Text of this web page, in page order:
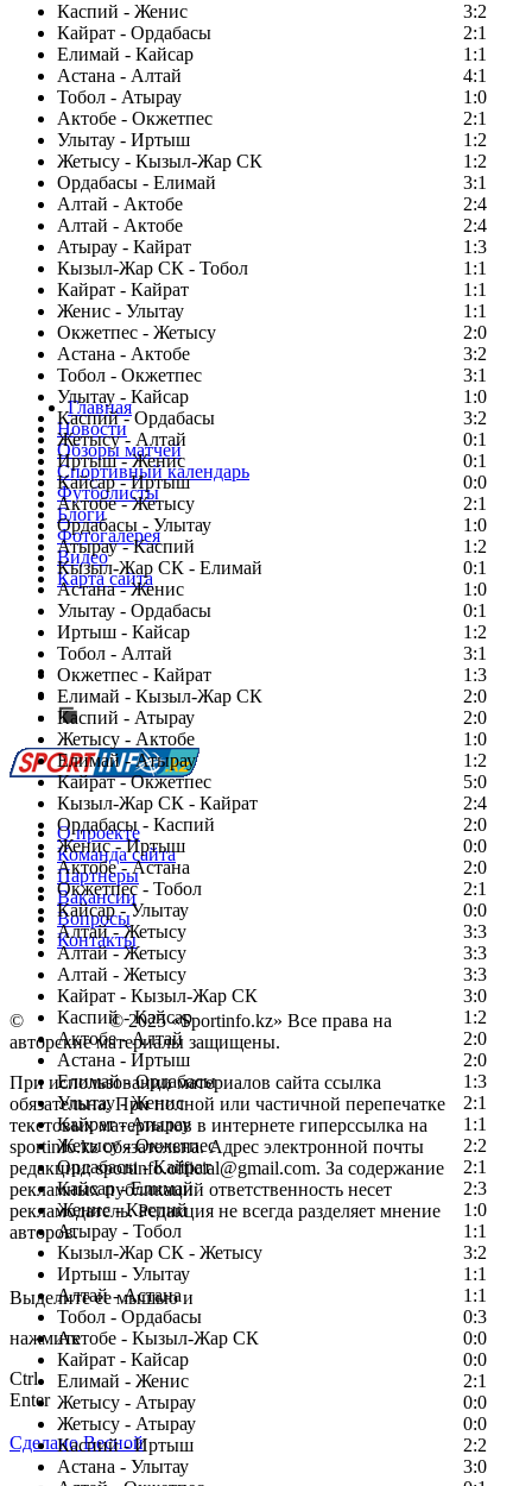
Каспий - Женис
3:2
Кайрат - Ордабасы
2:1
Елимай - Кайсар
1:1
Астана - Алтай
4:1
Тобол - Атырау
1:0
Актобе - Окжетпес
2:1
Улытау - Иртыш
1:2
Жетысу - Кызыл-Жар СК
1:2
Ордабасы - Елимай
3:1
Алтай - Актобе
2:4
Алтай - Актобе
2:4
Атырау - Кайрат
1:3
Кызыл-Жар СК - Тобол
1:1
Кайрат - Кайрат
1:1
Женис - Улытау
1:1
Окжетпес - Жетысу
2:0
Астана - Актобе
3:2
Тобол - Окжетпес
3:1
Улытау - Кайсар
1:0
Каспий - Ордабасы
3:2
Жетысу - Алтай
0:1
Иртыш - Женис
0:1
Кайсар - Иртыш
0:0
Актобе - Жетысу
2:1
Ордабасы - Улытау
1:0
Атырау - Каспий
1:2
Кызыл-Жар СК - Елимай
0:1
Астана - Женис
1:0
Улытау - Ордабасы
0:1
Иртыш - Кайсар
1:2
Тобол - Алтай
3:1
Окжетпес - Кайрат
1:3
Елимай - Кызыл-Жар СК
2:0
Каспий - Атырау
2:0
Жетысу - Актобе
1:0
Елимай - Атырау
1:2
Кайрат - Окжетпес
5:0
Кызыл-Жар СК - Кайрат
2:4
Ордабасы - Каспий
2:0
Женис - Иртыш
0:0
Актобе - Астана
2:0
Окжетпес - Тобол
2:1
Кайсар - Улытау
0:0
Алтай - Жетысу
3:3
Алтай - Жетысу
3:3
Алтай - Жетысу
3:3
Кайрат - Кызыл-Жар СК
3:0
Каспий - Кайсар
1:2
Актобе - Алтай
2:0
Астана - Иртыш
2:0
Елимай - Ордабасы
1:3
Улытау - Женис
2:1
Кайрат - Атырау
1:1
Жетысу - Окжетпес
2:2
Ордабасы - Кайрат
2:1
Кайсар - Елимай
2:3
Женис - Каспий
1:0
Атырау - Тобол
1:1
Кызыл-Жар СК - Жетысу
3:2
Иртыш - Улытау
1:1
Алтай - Астана
1:1
Тобол - Ордабасы
0:3
Актобе - Кызыл-Жар СК
0:0
Кайрат - Кайсар
0:0
Елимай - Женис
2:1
Жетысу - Атырау
0:0
Жетысу - Атырау
0:0
Каспий - Иртыш
2:2
Астана - Улытау
3:0
Главная
Новости
Обзоры матчей
Спортивный календарь
Футболисты
Блоги
Фотогалерея
Видео
Карта сайта
Есть идея?
Сообщить о мероприятии
Перейти на старый сайт
О проекте
Команда сайта
Партнеры
Вакансии
Вопросы
Контакты
© Copyright© 2025 «Sportinfo.kz» Все права на
авторские материалы защищены.
При использовании материалов сайта ссылка
обязательна. При полной или частичной перепечатке
текстовых материалов в интернете гиперссылка на
sportinfo.kz обязательна. Адрес электронной почты
редакции: sportinfo.official@gmail.com. За содержание
рекламных публикаций ответственность несет
рекламодатель. Редакция не всегда разделяет мнение
авторов.
Заметили ошибку в тексте?
Выделите ее мышью и
нажмите
Ctrl
Enter
Сделано Весной